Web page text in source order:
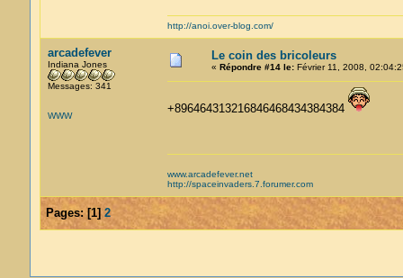
http://anoi.over-blog.com/
arcadefever
Indiana Jones
Messages: 341
WWW
Le coin des bricoleurs
« Répondre #14 le:Février 11, 2008,
+896464313216846468434384384
www.arcadefever.net
http://spaceinvaders.7.forumer.com
Pages:[1] 2